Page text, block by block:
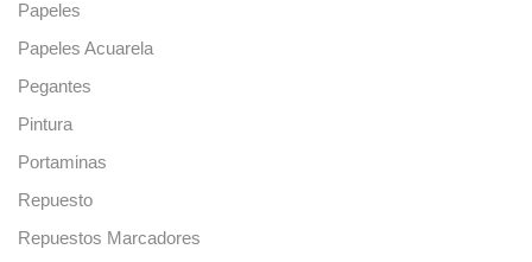
Papeles
Papeles Acuarela
Pegantes
Pintura
Portaminas
Repuesto
Repuestos Marcadores